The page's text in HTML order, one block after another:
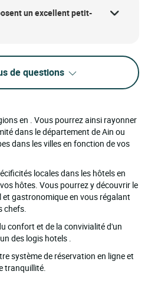
un excellent petit-
de questions
en . Vous pourrez ainsi rayonner
dans le département de Ain ou
dans les villes en fonction de vos
locales dans les hôtels en
hôtes. Vous pourrez y découvrir le
gastronomique en vous régalant
chefs.
confort et de la convivialité d'un
des logis hotels .
système de réservation en ligne et
tranquillité.